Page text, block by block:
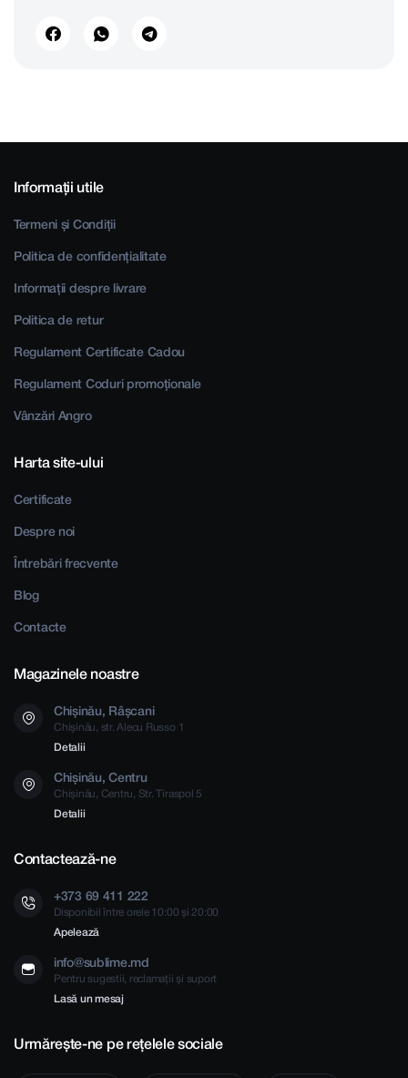
Informații utile
Termeni și Condiții
Politica de confidențialitate
Informații despre livrare
Politica de retur
Regulament Certificate Cadou
Regulament Coduri promoționale
Vânzări Angro
Harta site-ului
Certificate
Despre noi
Întrebări frecvente
Blog
Contacte
Magazinele noastre
Chișinău, Râșcani
Chișinău, str. Alecu Russo 1
Detalii
Chișinău, Centru
Chișinău, Centru, Str. Tiraspol 5
Detalii
Contactează-ne
+373 69 411 222
Disponibil între orele 10:00 și 20:00
Apelează
info@sublime.md
Pentru sugestii, reclamații și suport
Lasă un mesaj
Urmărește-ne pe rețelele sociale